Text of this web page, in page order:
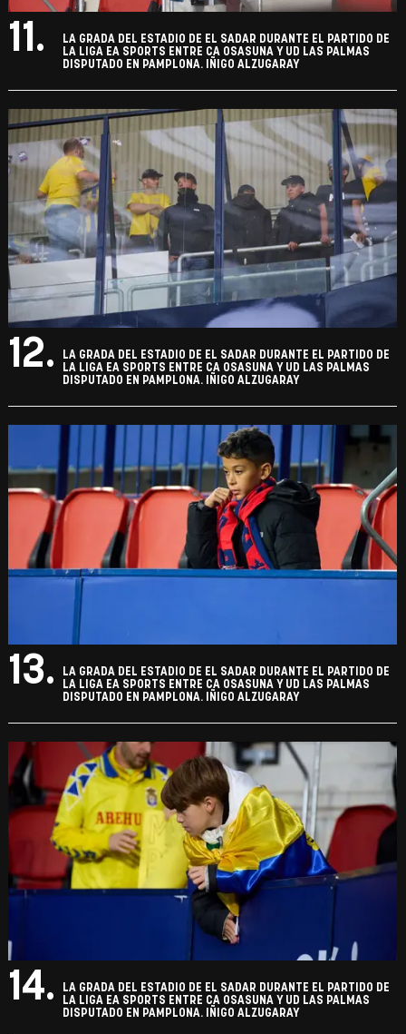
11.
LA GRADA DEL ESTADIO DE EL SADAR DURANTE EL PARTIDO DE
LA LIGA EA SPORTS ENTRE CA OSASUNA Y UD LAS PALMAS
DISPUTADO EN PAMPLONA. IÑIGO ALZUGARAY
12.
LA GRADA DEL ESTADIO DE EL SADAR DURANTE EL PARTIDO DE
LA LIGA EA SPORTS ENTRE CA OSASUNA Y UD LAS PALMAS
DISPUTADO EN PAMPLONA. IÑIGO ALZUGARAY
13.
LA GRADA DEL ESTADIO DE EL SADAR DURANTE EL PARTIDO DE
LA LIGA EA SPORTS ENTRE CA OSASUNA Y UD LAS PALMAS
DISPUTADO EN PAMPLONA. IÑIGO ALZUGARAY
14.
LA GRADA DEL ESTADIO DE EL SADAR DURANTE EL PARTIDO DE
LA LIGA EA SPORTS ENTRE CA OSASUNA Y UD LAS PALMAS
DISPUTADO EN PAMPLONA. IÑIGO ALZUGARAY